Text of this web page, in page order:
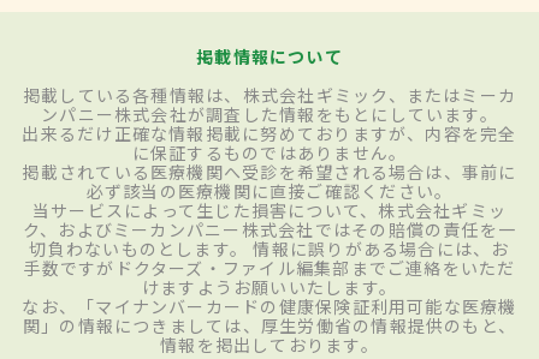
掲載情報について
掲載している各種情報は、株式会社ギミック、またはミーカ
ンパニー株式会社が調査した情報をもとにしています。
出来るだけ正確な情報掲載に努めておりますが、内容を完全
に保証するものではありません。
掲載されている医療機関へ受診を希望される場合は、事前に
必ず該当の医療機関に直接ご確認ください。
当サービスによって生じた損害について、株式会社ギミッ
ク、およびミーカンパニー株式会社ではその賠償の責任を一
切負わないものとします。 情報に誤りがある場合には、お
手数ですがドクターズ・ファイル編集部までご連絡をいただ
けますようお願いいたします。
なお、「マイナンバーカードの健康保険証利用可能な医療機
関」の情報につきましては、厚生労働省の情報提供のもと、
情報を掲出しております。